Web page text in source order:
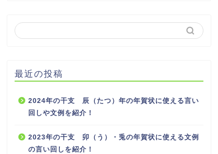
最近の投稿
2024年の干支 辰（たつ）年の年賀状に使える言い
回しや文例を紹介！
2023年の干支 卯（う）・兎の年賀状に使える文例
の言い回しを紹介！